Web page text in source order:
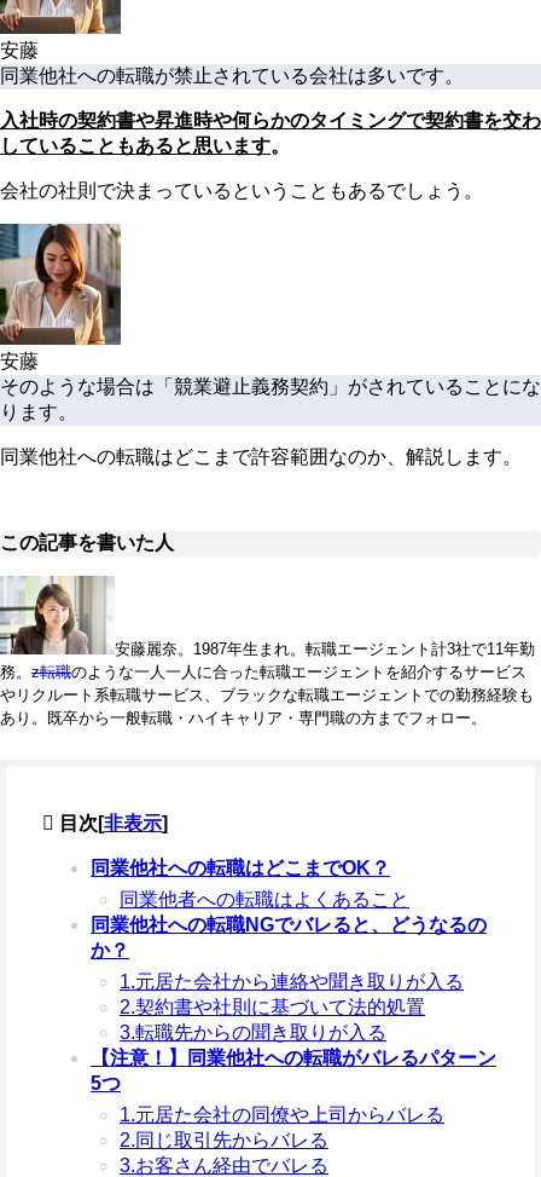
安藤
同業他社への転職が禁止されている会社は多いです。
入社時の契約書や昇進時や何らかのタイミングで契約書を交わ
していることもあると思います。
会社の社則で決まっているということもあるでしょう。
安藤
そのような場合は「競業避止義務契約」がされていることにな
ります。
同業他社への転職はどこまで許容範囲なのか、解説します。
この記事を書いた人
安藤麗奈。1987年生まれ。転職エージェント計3社で11年勤
務。 z転職のような一人一人に合った転職エージェントを紹介するサービス
やリクルート系転職サービス、ブラックな転職エージェントでの勤務経験も
あり。既卒から一般転職・ハイキャリア・専門職の方までフォロー。
目次 [非表示]
同業他社への転職はどこまでOK？
同業他者への転職はよくあること
同業他社への転職NGでバレると、どうなるの
か？
1.元居た会社から連絡や聞き取りが入る
2.契約書や社則に基づいて法的処置
3.転職先からの聞き取りが入る
【注意！】同業他社への転職がバレるパターン
5つ
1.元居た会社の同僚や上司からバレる
2.同じ取引先からバレる
3.お客さん経由でバレる